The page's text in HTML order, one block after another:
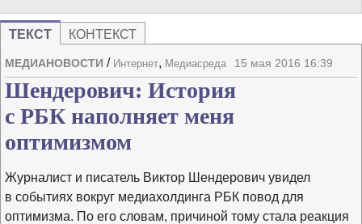
ТЕКСТ КОНТЕКСТ
МЕДИАНОВОСТИ / Интернет, Медиасреда 15 мая 2016 16:39
Шендерович: История
с РБК наполняет меня
оптимизмом
Журналист и писатель Виктор Шендерович увидел
в событиях вокруг медиахолдинга РБК повод для
оптимизма. По его словам, причиной тому стала реакция